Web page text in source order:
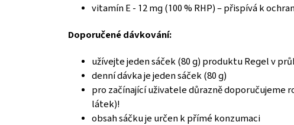
vitamín E - 12 mg (100 % RHP) – přispívá k
Doporučené dávkování:
užívejte jeden sáček (80 g) produktu Regel v
denní dávka je jeden sáček (80 g)
pro začínající uživatele důrazně doporučujeme
látek)!
obsah sáčku je určen k přímé konzumaci